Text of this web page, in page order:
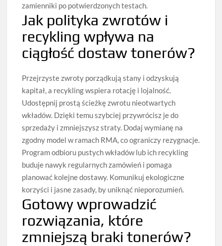
zamienniki po potwierdzonych testach.
Jak polityka zwrotów i
recykling wpływa na
ciągłość dostaw tonerów?
Przejrzyste zwroty porządkują stany i odzyskują
kapitał, a recykling wspiera rotację i lojalność.
Udostępnij prostą ścieżkę zwrotu nieotwartych
wkładów. Dzięki temu szybciej przywrócisz je do
sprzedaży i zmniejszysz straty. Dodaj wymianę na
zgodny model w ramach RMA, co ograniczy rezygnacje.
Program odbioru pustych wkładów lub ich recykling
buduje nawyk regularnych zamówień i pomaga
planować kolejne dostawy. Komunikuj ekologiczne
korzyści i jasne zasady, by uniknąć nieporozumień.
Gotowy wprowadzić
rozwiązania, które
zmniejszą braki tonerów?